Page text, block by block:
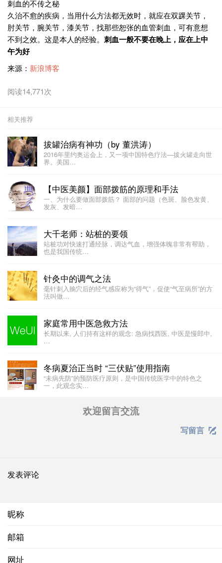
刺血的不传之秘
久治不愈的疾病，当用什么方法都无效时，就应在双踝关节，
肘关节，腕关节，漆关节，找那些恕张的血管刺血，可有意想
不到之效。这是本人的经验。 刺血一般不要在晚上，应在上中
午为好
来源： 新浪博客
阅读14,771次
相关推荐
拔罐治病有神功（by 董洪涛）
2016年里约奥运会上，又一项中国特色疗法—拔火罐走向世
界。美国…
【中医美颜】面部拨筋的原理和手法
一、为什么要做面部拨筋？ 面部的问题（色斑、脸色发黄、
发灰、发暗…
大千老师：站桩的要领
站桩功对快速打通经脉，调达气血，增强体魄非常有帮助，
也是我国传统…
针灸中的调气之法
毫针刺入腧穴后的经气感应称为“得气”，促使“气至病所”的方
法叫做…
家庭常用中医急救方法
长期以来, 人们持有这样的观念: 急病找西医, 中医是慢郎中,
…
冬病夏治正当时 “三伏贴”使用指南
“未病先防”的预防医疗原则，是中国传统医学中的特色之
一，此观念实…
欢迎留言交流
写留言 
发表评论
昵称
邮箱
网址